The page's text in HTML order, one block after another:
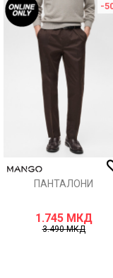
Порака
-
ПАНТАЛОНИ
1.745 МКД
3.490МКД